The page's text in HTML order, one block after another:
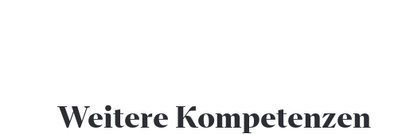
Weitere Kompetenzen